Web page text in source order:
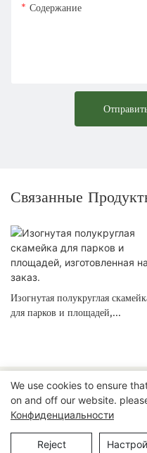
Содержание
Связанные
Изогнутая полукруглая
для парков и площадей,
Авторские права © 2025
Manufacturing
We use cookies to ensure
on and off our website.
Конфиденциальности
Reject